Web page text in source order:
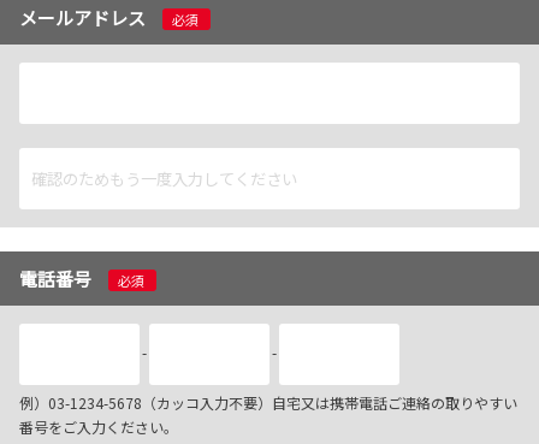
メールアドレス 必須
電話番号 必須
- -
例）03-1234-5678（カッコ入力不要）自宅又は携帯電話ご連絡の取りやすい
番号をご入力ください。